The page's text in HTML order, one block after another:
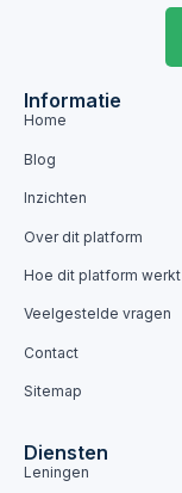
Informatie
Home
Blog
Inzichten
Over dit platform
Hoe dit platform werkt
Veelgestelde vragen
Contact
Sitemap
Diensten
Leningen